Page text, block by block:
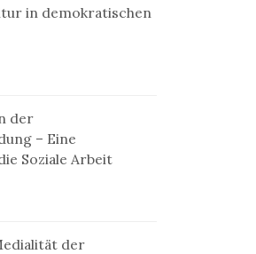
in demokratischen
der
– Eine
Soziale Arbeit
der